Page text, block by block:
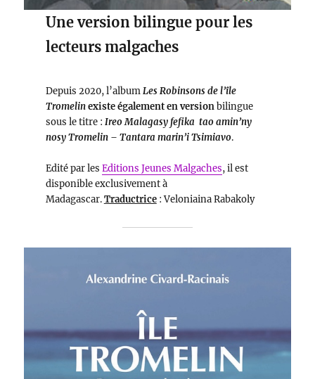
Une version bilingue pour les
lecteurs malgaches
Depuis 2020, l’albumLes Robinsons de l’île
Tromelinexiste également en versionbilingue
sous le titre : Ireo Malagasy fefika tao amin’ny
nosy Tromelin – Tantara marin’i Tsimiavo.
Edité par les Editions Jeunes Malgaches, il est
disponible exclusivement à
Madagascar.Traductrice: Veloniaina Rabakoly